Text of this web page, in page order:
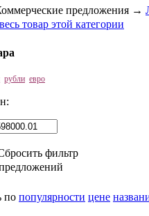
предложения →
товар этой категории
рубли евро
фильтр
по популярности цене